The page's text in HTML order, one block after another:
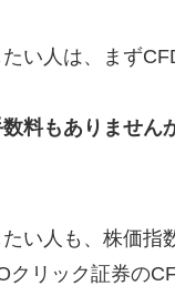
い人は、まず
料もありません
い人も、株価指
クリック証券の